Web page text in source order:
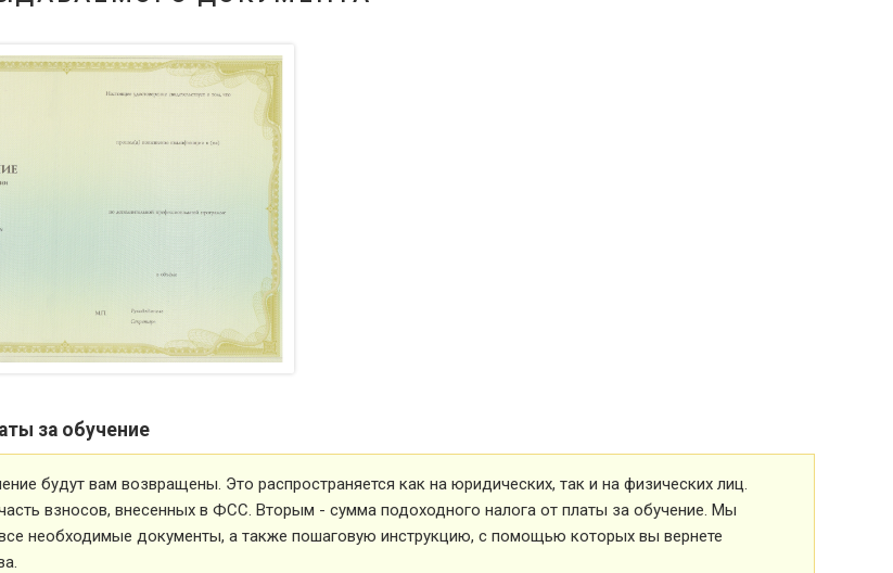
за обучение
будут вам возвращены. Это распространяется как на юридических, так и на физических лиц.
взносов, внесенных в ФСС. Вторым - сумма подоходного налога от платы за обучение. Мы
необходимые документы, а также пошаговую инструкцию, с помощью которых вы вернете